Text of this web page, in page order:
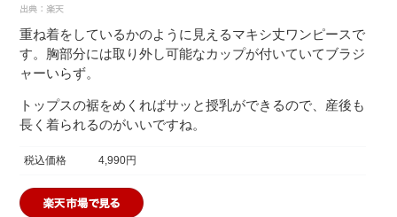
重ね着をしているかのように見えるマキシ丈ワンピースで
す。胸部分には取り外し可能なカップが付いていてブラジ
ャーいらず。
トップスの裾をめくればサッと授乳ができるので、産後も
長く着られるのがいいですね。
税込価格 4,990円